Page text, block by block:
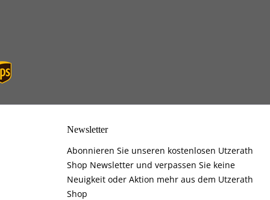
Newsletter
Abonnieren Sie unseren kostenlosen Utzerath
Shop Newsletter und verpassen Sie keine
Neuigkeit oder Aktion mehr aus dem Utzerath
Shop